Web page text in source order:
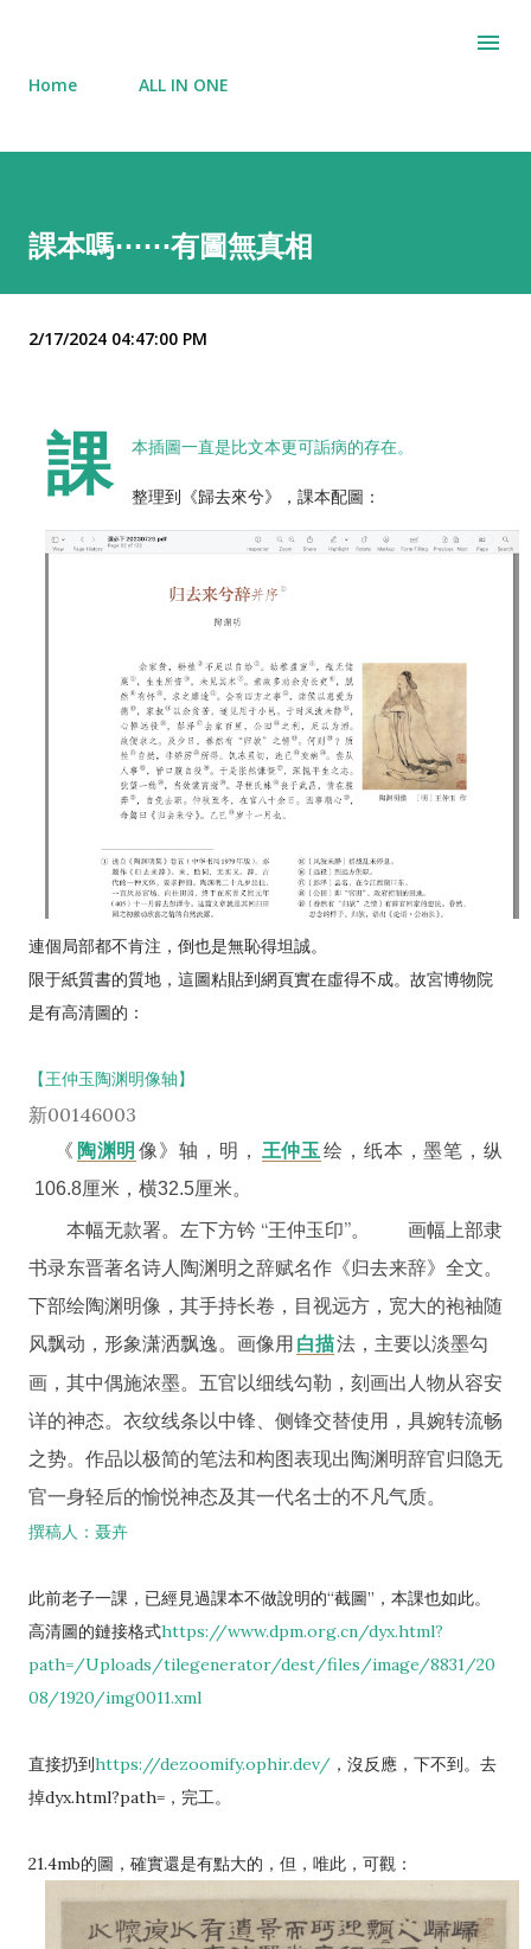
Home ALL IN ONE
課本嗎⋯⋯有圖無真相
2/17/2024 04:47:00 PM
課 本插圖一直是比文本更可詬病的存在。
整理到《歸去來兮》，課本配圖：
連個局部都不肯注，倒也是無恥得坦誠。
限于紙質書的質地，這圖粘貼到網頁實在虛得不成。故宮博物院
是有高清圖的：
【王仲玉陶渊明像轴】
新00146003
《 陶渊明 像》轴，明， 王仲玉 绘，纸本，墨笔，纵
106.8厘米，横32.5厘米。
本幅无款署。左下方钤 “王仲玉印”。
画幅上部隶
书录东晋著名诗人陶渊明之辞赋名作《归去来辞》全文。
下部绘陶渊明像，其手持长卷，目视远方，宽大的袍袖随
风飘动，形象潇洒飘逸。画像用 白描法，主要以淡墨勾
画，其中偶施浓墨。五官以细线勾勒，刻画出人物从容安
详的神态。衣纹线条以中锋、侧锋交替使用，具婉转流畅
之势。作品以极简的笔法和构图表现出陶渊明辞官归隐无
官一身轻后的愉悦神态及其一代名士的不凡气质。
撰稿人：聂卉
此前老子一課，已經見過課本不做說明的“截圖”，本課也如此。
高清圖的鏈接格式https://www.dpm.org.cn/dyx.html?
path=/Uploads/tilegenerator/dest/files/image/8831/20
08/1920/img0011.xml
直接扔到https://dezoomify.ophir.dev/ ，沒反應，下不到。去
掉dyx.html?path=，完工。
21.4mb的圖，確實還是有點大的，但，唯此，可觀：